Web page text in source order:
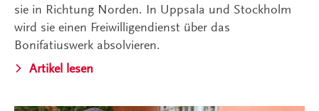
sie in Richtung Norden. In Uppsala und Stockholm
wird sie einen Freiwilligendienst über das
Bonifatiuswerk absolvieren.
Artikel lesen